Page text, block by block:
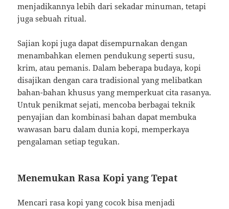
menjadikannya lebih dari sekadar minuman, tetapi
juga sebuah ritual.
Sajian kopi juga dapat disempurnakan dengan
menambahkan elemen pendukung seperti susu,
krim, atau pemanis. Dalam beberapa budaya, kopi
disajikan dengan cara tradisional yang melibatkan
bahan-bahan khusus yang memperkuat cita rasanya.
Untuk penikmat sejati, mencoba berbagai teknik
penyajian dan kombinasi bahan dapat membuka
wawasan baru dalam dunia kopi, memperkaya
pengalaman setiap tegukan.
Menemukan Rasa Kopi yang Tepat
Mencari rasa kopi yang cocok bisa menjadi